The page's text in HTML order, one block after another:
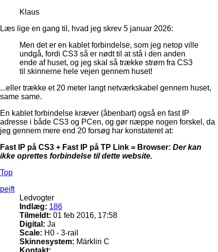
Klaus
Læs lige en gang til, hvad jeg skrev 5 januar 2026:
Men det er en kablet forbindelse, som jeg netop ville
undgå, fordi CS3 så er nødt til at stå i den anden
ende af huset, og jeg skal så trække strøm fra CS3
til skinnerne hele vejen gennem huset!
...eller trække et 20 meter langt netværkskabel gennem huset,
same same.
En kablet forbindelse kræver (åbenbart) også en fast IP
adresse i både CS3 og PCen, og gør næppe nogen forskel, da
jeg gennem mere end 20 forsøg har konstateret at:
Fast IP på CS3 + Fast IP på TP Link = Browser: Der kan
ikke oprettes forbindelse til dette website.
Top
pejft
Ledvogter
Indlæg: 186
Tilmeldt: 01 feb 2016, 17:58
Digital: Ja
Scale: H0 - 3-rail
Skinnesystem: Märklin C
Kontakt: